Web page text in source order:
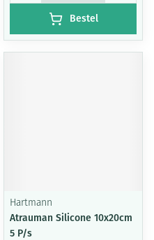
Bestel
Hartmann
Atrauman Silicone 10x20cm
5 P/s